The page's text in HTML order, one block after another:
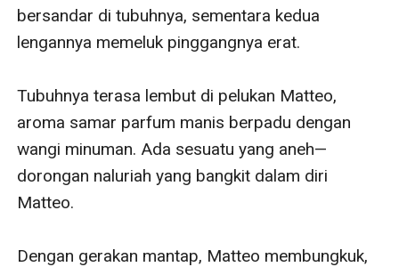
bersandar di tubuhnya, sementara kedua
lengannya memeluk pinggangnya erat.
Tubuhnya terasa lembut di pelukan Matteo,
aroma samar parfum manis berpadu dengan
wangi minuman. Ada sesuatu yang aneh—
dorongan naluriah yang bangkit dalam diri
Matteo.
Dengan gerakan mantap, Matteo membungkuk,